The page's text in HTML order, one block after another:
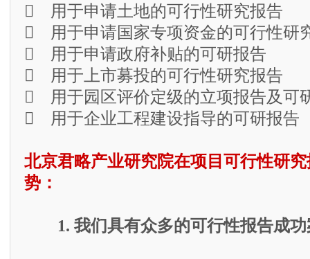
 用于申请土地的可行性研究报告
 用于申请国家专项资金的可行性研
 用于申请政府补贴的可研报告
 用于上市募投的可行性研究报告
 用于园区评价定级的立项报告及可
 用于企业工程建设指导的可研报告
北京君略产业研究院在项目可行性研
势：
1. 我们具有众多的可行性报告成功